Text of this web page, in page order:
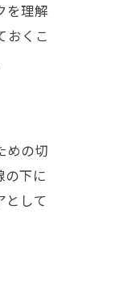
を理解
おくこ
めの切
下に
として